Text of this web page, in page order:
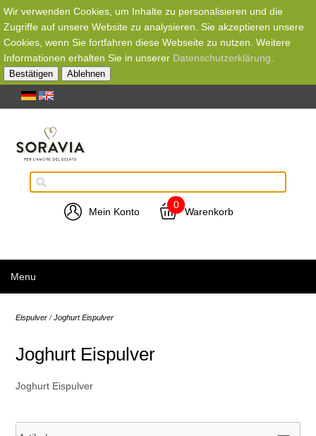
Wir verwenden Cookies, um Inhalte zu personalisieren und die
Zugriffe auf unsere Website zu analysieren. Sie akzeptieren unsere
Cookies, wenn Sie fortfahren diese Webseite zu nutzen. Weitere
Informationen erhalten Sie in unserer Datenschutzerklärung
Bestätigen Ablehnen
Mein Konto
0
Warenkorb
Menu
Eispulver /Joghurt Eispulver
Joghurt Eispulver
Joghurt Eispulver